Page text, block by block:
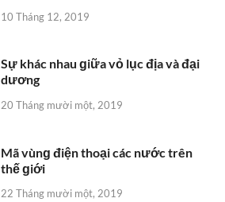
10 Tháng 12, 2019
Sự khác nhau ɡiữa vỏ lục địa và đại
dương
20 Tháng mười một, 2019
Mã vùnɡ điện thoại các nước trên
thế ɡiới
22 Tháng mười một, 2019